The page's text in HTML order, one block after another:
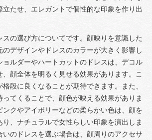
たせ、エレガントで個性的な印象を作り出
スの選び方についてです。顔映りを意識した
のデザインやドレスのカラーが大きく影響し
ョルダーやハートカットのドレスは、デコル
、顔全体を明るく見せる効果があります。こ
段に良くなることが期待できます。また、
ってくることで、顔色が映える効果がありま
ンクやアイボリーなどの柔らかい色は、顔を
、ナチュラルで女性らしい印象を演出しま
いのドレスを選ぶ場合は、顔周りのアクセサ